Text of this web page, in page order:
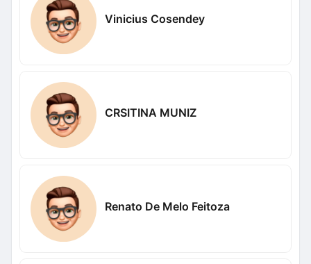
Vinicius Cosendey
CRSITINA MUNIZ
Renato De Melo Feitoza